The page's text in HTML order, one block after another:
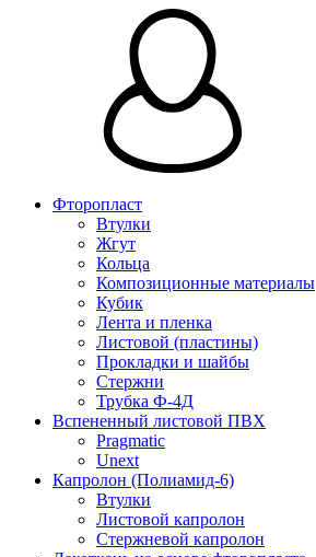
Фторопласт
Втулки
Жгут
Кольца
Композиционные материалы
Кубик
Лента и пленка
Листовой (пластины)
Прокладки и шайбы
Стержни
Трубка Ф-4Д
Вспененный листовой ПВХ
Pragmatic
Unext
Капролон (Полиамид-6)
Втулки
Листовой капролон
Стержневой капролон